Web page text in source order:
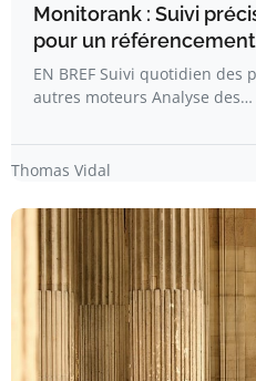
Monitorank : Suivi
pour un
EN BREF Suivi quotidien des
autres moteurs Analyse des…
Thomas Vidal